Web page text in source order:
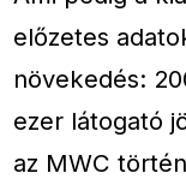
előzetes
növekedés:
ezer látogató
az MWC